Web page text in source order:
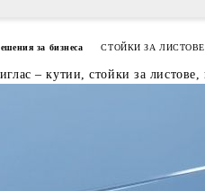
за бизнеса СТОЙКИ ЗА
– кутии, стойки за